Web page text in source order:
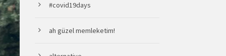
#covid19days
ah güzel memleketim!